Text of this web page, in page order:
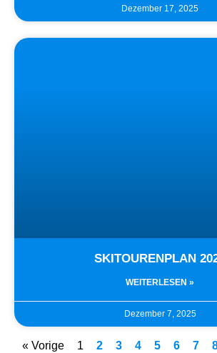
Dezember 17, 2025
SKITOURENPLAN
WEITERLESEN »
Dezember 7, 2025
« Vorige 1 2 3 4 5 6 7